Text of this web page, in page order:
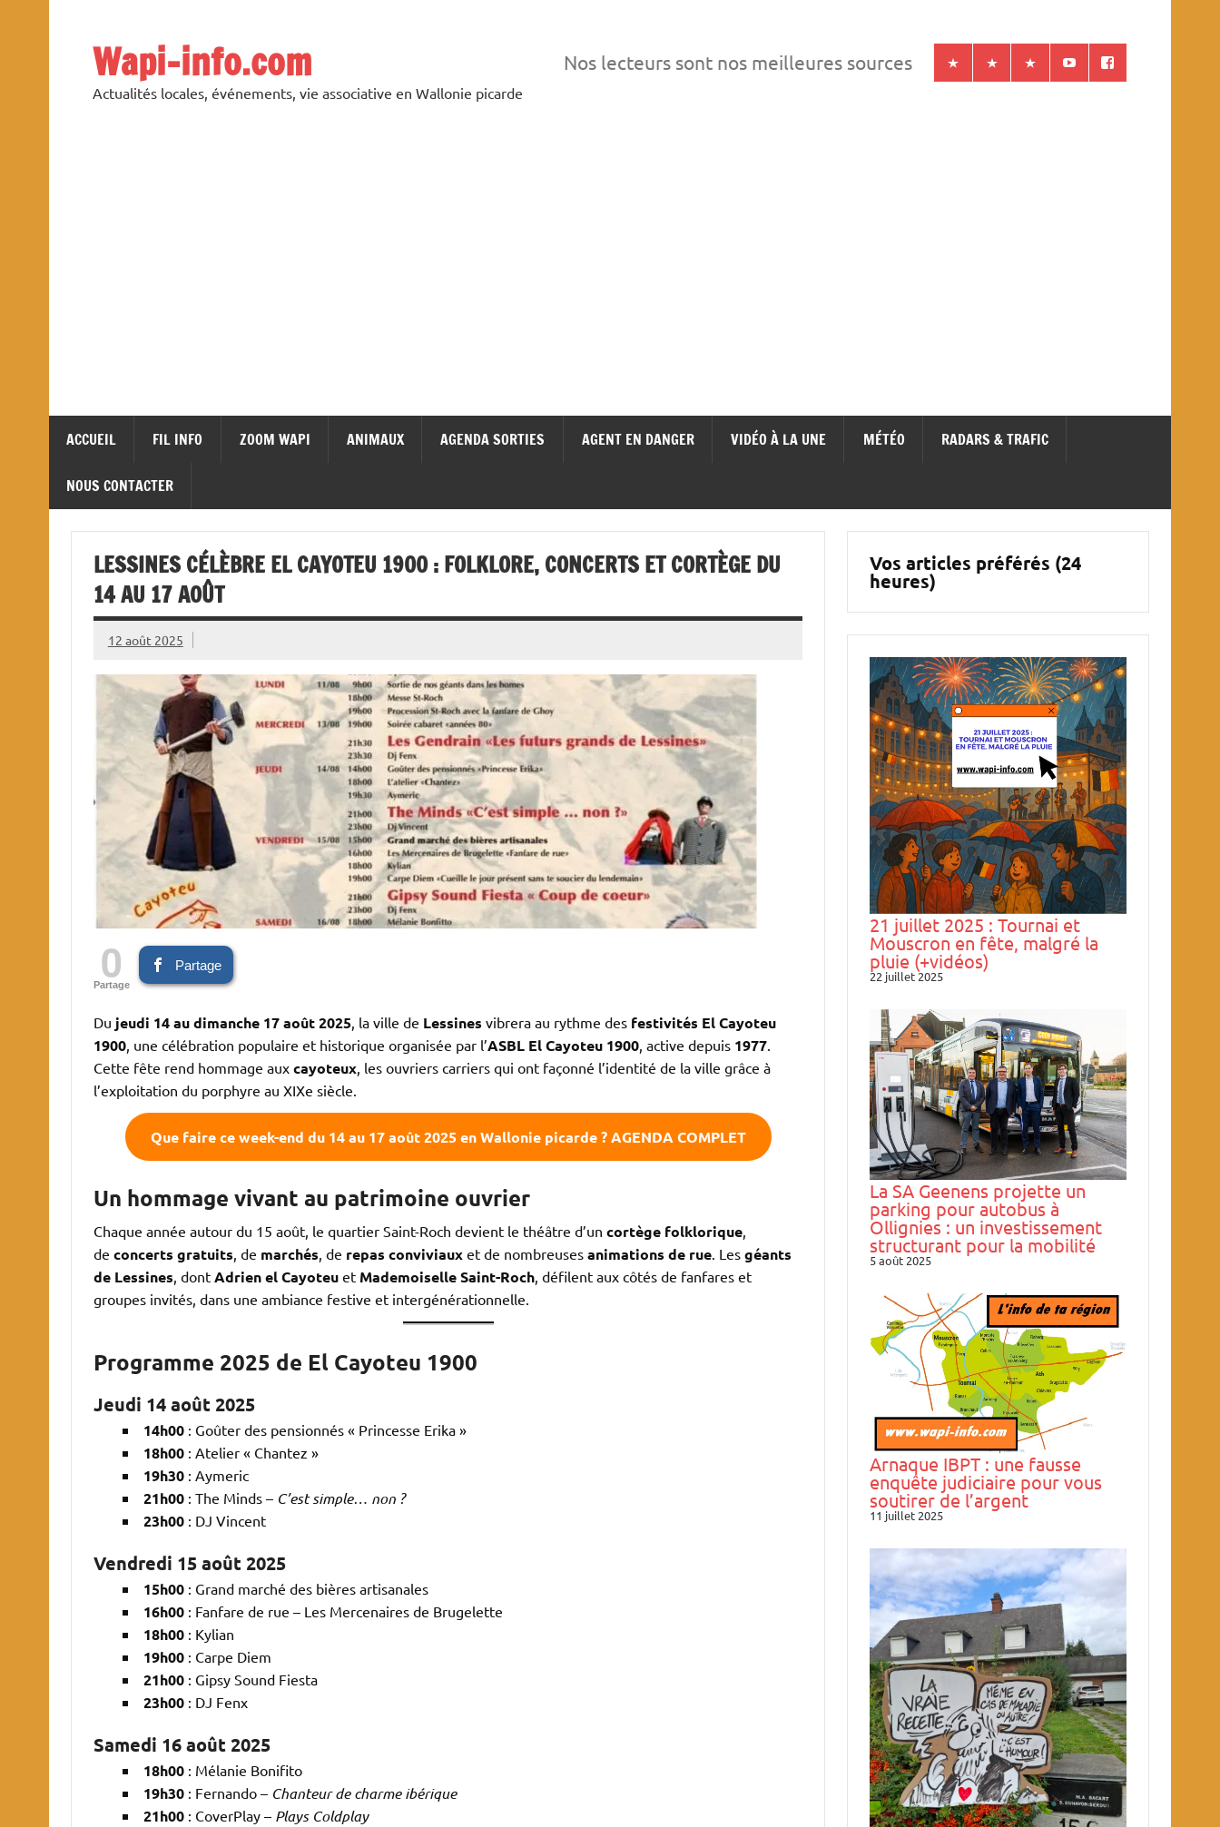
Wapi-info.com
Actualités locales, événements, vie associative en Wallonie picarde
Nos lecteurs sont nos meilleures sources
ACCUEIL FIL INFO ZOOM WAPI ANIMAUX AGENDA SORTIES AGENT EN DANGER VIDÉO À LA UNE MÉTÉO RADARS & TRAFIC
NOUS CONTACTER
LESSINES CÉLÈBRE EL CAYOTEU 1900 : FOLKLORE, CONCERTS ET CORTÈGE DU
14 AU 17 AOÛT
12 août 2025
0
Partage
Partage
Du jeudi 14 au dimanche 17 août 2025, la ville de Lessines vibrera au rythme des festivités El Cayoteu
1900, une célébration populaire et historique organisée par l’ASBL El Cayoteu 1900, active depuis 1977.
Cette fête rend hommage aux cayoteux, les ouvriers carriers qui ont façonné l’identité de la ville grâce à
l’exploitation du porphyre au XIXe siècle.
Que faire ce week-end du 14 au 17 août 2025 en Wallonie picarde ? AGENDA COMPLET
Un hommage vivant au patrimoine ouvrier
Chaque année autour du 15 août, le quartier Saint-Roch devient le théâtre d’un cortège folklorique,
de concerts gratuits, de marchés, de repas conviviauxet de nombreuses animations de rue. Les géants
de Lessines, dont Adrien el Cayoteuet Mademoiselle Saint-Roch, défilent aux côtés de fanfares et
groupes invités, dans une ambiance festive et intergénérationnelle.
Programme 2025 de El Cayoteu 1900
Jeudi 14 août 2025
14h00: Goûter des pensionnés « Princesse Erika »
18h00: Atelier « Chantez »
19h30: Aymeric
21h00: The Minds – C’est simple… non ?
23h00: DJ Vincent
Vendredi 15 août 2025
15h00: Grand marché des bières artisanales
16h00: Fanfare de rue – Les Mercenaires de Brugelette
18h00: Kylian
19h00: Carpe Diem
21h00: Gipsy Sound Fiesta
23h00: DJ Fenx
Samedi 16 août 2025
18h00: Mélanie Bonifito
19h30: Fernando – Chanteur de charme ibérique
21h00: CoverPlay – Plays Coldplay
Vos articles préférés (24
heures)
21 juillet 2025 : Tournai et
Mouscron en fête, malgré la
pluie (+vidéos)
22 juillet 2025
La SA Geenens projette un
parking pour autobus à
Ollignies : un investissement
structurant pour la mobilité
5 août 2025
Arnaque IBPT : une fausse
enquête judiciaire pour vous
soutirer de l’argent
11 juillet 2025